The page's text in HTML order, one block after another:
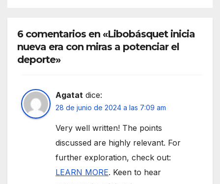
6 comentarios en «Libobásquet inicia
nueva era con miras a potenciar el
deporte»
Agatat dice:
28 de junio de 2024 a las 7:09 am
Very well written! The points
discussed are highly relevant. For
further exploration, check out:
LEARN MORE. Keen to hear